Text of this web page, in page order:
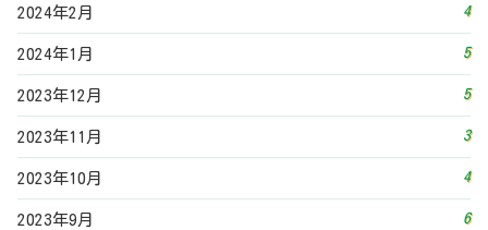
2024年2月 4
2024年1月 5
2023年12月 5
2023年11月 3
2023年10月 4
2023年9月 6